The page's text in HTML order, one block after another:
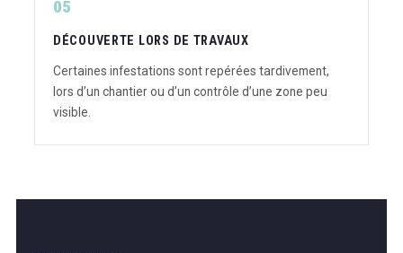
05
DÉCOUVERTE LORS DE TRAVAUX
Certaines infestations sont repérées tardivement,
lors d’un chantier ou d’un contrôle d’une zone peu
visible.